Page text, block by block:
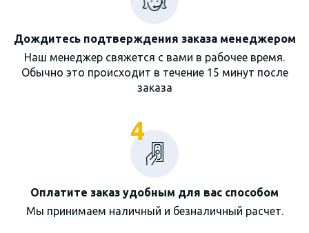
Дождитесь подтверждения заказа менеджером
Наш менеджер свяжется с вами в рабочее время.
Обычно это происходит в течение 15 минут после
заказа
4
Оплатите заказ удобным для вас способом
Мы принимаем наличный и безналичный расчет.